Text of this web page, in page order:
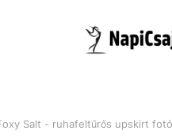
Salt - ruhafeltűrős upskirt